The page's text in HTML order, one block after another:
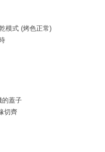
模式 (烤色正常)
的蓋子
切齊